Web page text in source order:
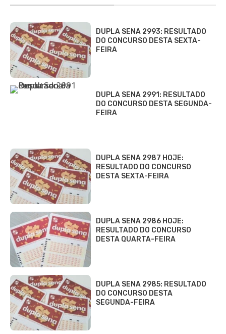
DUPLA SENA 2993: RESULTADO
DO CONCURSO DESTA SEXTA-
FEIRA
DUPLA SENA 2991: RESULTADO
DO CONCURSO DESTA SEGUNDA-
FEIRA
DUPLA SENA 2987 HOJE:
RESULTADO DO CONCURSO
DESTA SEXTA-FEIRA
DUPLA SENA 2986 HOJE:
RESULTADO DO CONCURSO
DESTA QUARTA-FEIRA
DUPLA SENA 2985: RESULTADO
DO CONCURSO DESTA
SEGUNDA-FEIRA